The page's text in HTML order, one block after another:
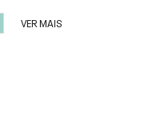
VER MAIS